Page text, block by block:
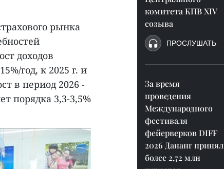
рынка
доходов
год, к 2025 г. и
в период 2026 -
порядка 3,3-3,5%
комитета КПВ XIV
созыва
ПРОСЛУШАТЬ
За время
проведения
Международного
фестиваля
фейерверков DIFF
2026 Дананг принял
более 2,72 млн